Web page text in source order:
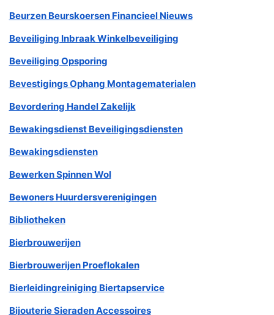
Beurzen Beurskoersen Financieel Nieuws
Beveiliging Inbraak Winkelbeveiliging
Beveiliging Opsporing
Bevestigings Ophang Montagematerialen
Bevordering Handel Zakelijk
Bewakingsdienst Beveiligingsdiensten
Bewakingsdiensten
Bewerken Spinnen Wol
Bewoners Huurdersverenigingen
Bibliotheken
Bierbrouwerijen
Bierbrouwerijen Proeflokalen
Bierleidingreiniging Biertapservice
Bijouterie Sieraden Accessoires